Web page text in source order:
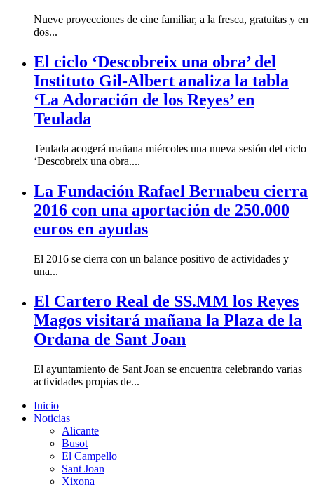
Nueve proyecciones de cine familiar, a la fresca, gratuitas y en
dos...
El ciclo ‘Descobreix una obra’ del
Instituto Gil-Albert analiza la tabla
‘La Adoración de los Reyes’ en
Teulada
Teulada acogerá mañana miércoles una nueva sesión del ciclo
‘Descobreix una obra....
La Fundación Rafael Bernabeu cierra
2016 con una aportación de 250.000
euros en ayudas
El 2016 se cierra con un balance positivo de actividades y
una...
El Cartero Real de SS.MM los Reyes
Magos visitará mañana la Plaza de la
Ordana de Sant Joan
El ayuntamiento de Sant Joan se encuentra celebrando varias
actividades propias de...
Inicio
Noticias
Alicante
Busot
El Campello
Sant Joan
Xixona